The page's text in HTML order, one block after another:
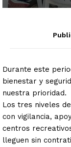
Durante este
bienestar y
nuestra prioridad.
Los tres niveles
con vigilancia,
centros
lleguen sin